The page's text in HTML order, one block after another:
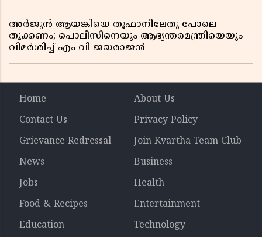
അർജുൻ ആയങ്കിയെ തൂഫാനിലേതു പോലെ
തൂക്കണം; പൊലീസിനെയും ആഭ്യന്തരമന്ത്രിയെയും
വിമർശിച്ച് എം വി ജയരാജൻ
Home
About Us
Contact Us
Privacy Policy
Grievance Redressal
Join Kvartha Team Club
News
Business
Jobs
Health
Food & Recipes
Entertainment
Education
Technology